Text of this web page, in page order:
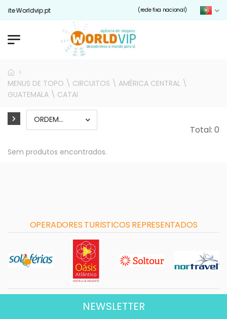
Worldvip.pt (rede fixa nacional)
MENUS DE TOPO \ CIRCUITOS \ AMÉRICA CENTRAL \
GUATEMALA \ CATAI
Total: 0
Sem produtos encontrados.
OPERADORES TURISTICOS REPRESENTADOS
NEWSLETTER